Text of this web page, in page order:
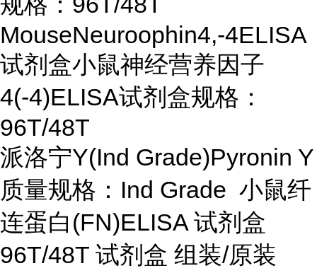
MouseNeuroophin4,-4ELISA
试剂盒小鼠神经营养因子
4(-4)ELISA试剂盒规格：
96T/48T
派洛宁Y(Ind Grade)Pyronin Y
质量规格：Ind Grade 小鼠纤
连蛋白(FN)ELISA 试剂盒
96T/48T 试剂盒 组装/原装